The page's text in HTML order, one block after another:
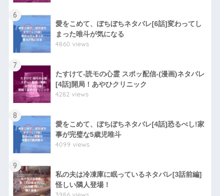
6
愛をこめて、ぼちぼちネタバレ[6話]変わってし
まった唯斗が気になる
4860 views
7
たすけて-読モの心霊 スポッ配信-(漫画)ネタバレ
[4話]開局！あやひクリニック
4282 views
8
愛をこめて、ぼちぼちネタバレ[4話]恐るべし!家
事が完璧な5歳児唯斗
4099 views
9
私の夫は冷凍庫に眠っているネタバレ[3話前編]
怪しい隣人登場！
3986 views